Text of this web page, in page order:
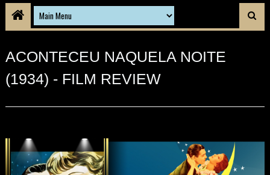
ACONTECEU NAQUELA NOITE
(1934) - FILM REVIEW